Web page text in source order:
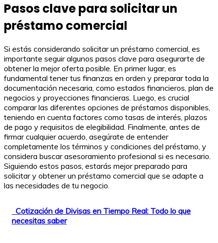
Pasos clave para solicitar un
préstamo comercial
Si estás considerando solicitar un préstamo comercial, es
importante seguir algunos pasos clave para asegurarte de
obtener la mejor oferta posible. En primer lugar, es
fundamental tener tus finanzas en orden y preparar toda la
documentación necesaria, como estados financieros, plan de
negocios y proyecciones financieras. Luego, es crucial
comparar las diferentes opciones de préstamos disponibles,
teniendo en cuenta factores como tasas de interés, plazos
de pago y requisitos de elegibilidad. Finalmente, antes de
firmar cualquier acuerdo, asegúrate de entender
completamente los términos y condiciones del préstamo, y
considera buscar asesoramiento profesional si es necesario.
Siguiendo estos pasos, estarás mejor preparado para
solicitar y obtener un préstamo comercial que se adapte a
las necesidades de tu negocio.
Cotización de Divisas en Tiempo Real: Todo lo que
necesitas saber